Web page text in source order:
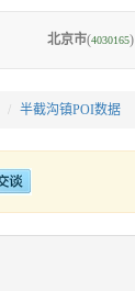
北京市(4030165)
半截沟镇POI数据